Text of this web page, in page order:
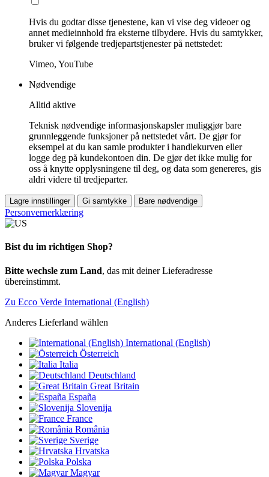
Hvis du godtar disse tjenestene, kan vi vise deg videoer og
annet medieinnhold fra eksterne tilbydere. Hvis du samtykker,
bruker vi følgende tredjepartstjenester på nettstedet:
Vimeo, YouTube
Nødvendige
Alltid aktive
Teknisk nødvendige informasjonskapsler muliggjør bare
grunnleggende funksjoner på nettstedet vårt. De gjør for
eksempel at du kan samle produkter i handlekurven eller
logge deg på kundekontoen din. De gjør det ikke mulig for
oss å knytte opplysningene til deg, og data som genereres, gis
aldri videre til tredjeparter.
Lagre innstillinger Gi samtykke Bare nødvendige
Personvernerklæring
Bist du im richtigen Shop?
Bitte wechsle zum Land, das mit deiner Lieferadresse
übereinstimmt.
Zu Ecco Verde International (English)
Anderes Lieferland wählen
International (English)
Österreich
Italia
Deutschland
Great Britain
España
Slovenija
France
România
Sverige
Hrvatska
Polska
Magyar